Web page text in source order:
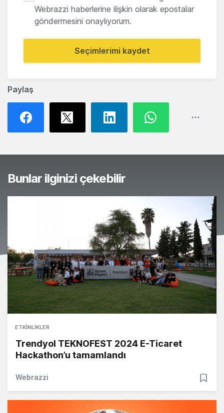
Paylaş
Webrazzi haberlerine ilişkin olarak epostalar
göndermesini onaylıyorum.
Seçimlerimi kaydet
Bunlar ilginizi çekebilir
ETKINLIKLER
Trendyol TEKNOFEST 2024 E-Ticaret
Hackathon’u tamamlandı
Webrazzi